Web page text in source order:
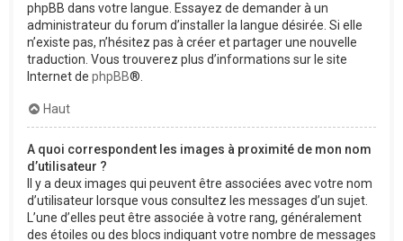
phpBB dans votre langue. Essayez de demander à un
administrateur du forum d’installer la langue désirée. Si elle
n’existe pas, n’hésitez pas à créer et partager une nouvelle
traduction. Vous trouverez plus d’informations sur le site
Internet de phpBB®.
Haut
A quoi correspondent les images à proximité de mon nom
d’utilisateur ?
Il y a deux images qui peuvent être associées avec votre nom
d’utilisateur lorsque vous consultez les messages d’un sujet.
L’une d’elles peut être associée à votre rang, généralement
des étoiles ou des blocs indiquant votre nombre de messages